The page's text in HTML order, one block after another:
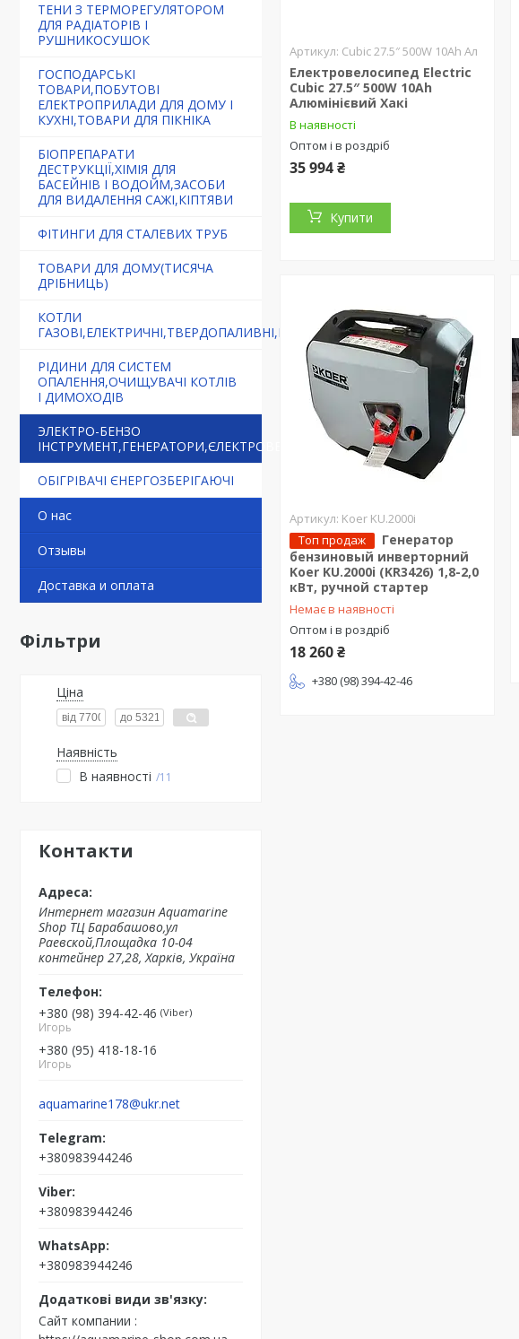
ТЕНИ З ТЕРМОРЕГУЛЯТОРОМ
ДЛЯ РАДІАТОРІВ І
РУШНИКОСУШОК
ГОСПОДАРСЬКІ
ТОВАРИ,ПОБУТОВІ
ЕЛЕКТРОПРИЛАДИ ДЛЯ ДОМУ І
КУХНІ,ТОВАРИ ДЛЯ ПІКНІКА
БІОПРЕПАРАТИ
ДЕСТРУКЦІЇ,ХІМІЯ ДЛЯ
БАСЕЙНІВ І ВОДОЙМ,ЗАСОБИ
ДЛЯ ВИДАЛЕННЯ САЖІ,КІПТЯВИ
ФІТИНГИ ДЛЯ СТАЛЕВИХ ТРУБ
ТОВАРИ ДЛЯ ДОМУ(ТИСЯЧА
ДРІБНИЦЬ)
КОТЛИ
ГАЗОВІ,ЕЛЕКТРИЧНІ,ТВЕРДОПАЛИВНІ,БУРЖУЙКИ
РІДИНИ ДЛЯ СИСТЕМ
ОПАЛЕННЯ,ОЧИЩУВАЧІ КОТЛІВ
І ДИМОХОДІВ
ЭЛЕКТРО-БЕНЗО
ІНСТРУМЕНТ,ГЕНЕРАТОРИ,ЄЛЕКТРОВЕЛОСИПЕДИ
ОБІГРІВАЧІ ЄНЕРГОЗБЕРІГАЮЧІ
О нас
Отзывы
Доставка и оплата
Фільтри
Ціна
Наявність
В наявності
11
Контакти
Интернет магазин Aquamarine
Shop ТЦ Барабашово,ул
Раевской,Площадка 10-04
контейнер 27,28, Харків, Україна
+380 (98) 394-42-46 Viber
Игорь
+380 (95) 418-18-16
Игорь
aquamarine178@ukr.net
+380983944246
+380983944246
+380983944246
Сайт компании
Cubic 27.5″ 500W 10Ah Ал
Електровелосипед Electric
Cubic 27.5″ 500W 10Ah
Алюмінієвий Хакі
В наявності
Оптом і в роздріб
35 994 ₴
Купити
Koer KU.2000i
Топ продаж
Генератор
бензиновый инверторний
Koer KU.2000i (KR3426) 1,8-2,0
кВт, ручной стартер
Немає в наявності
Оптом і в роздріб
18 260 ₴
+380 (98) 394-42-46